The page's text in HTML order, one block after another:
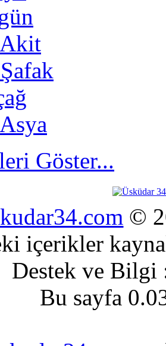
Göster...
©
içerikler
Destek ve
Bu sayfa